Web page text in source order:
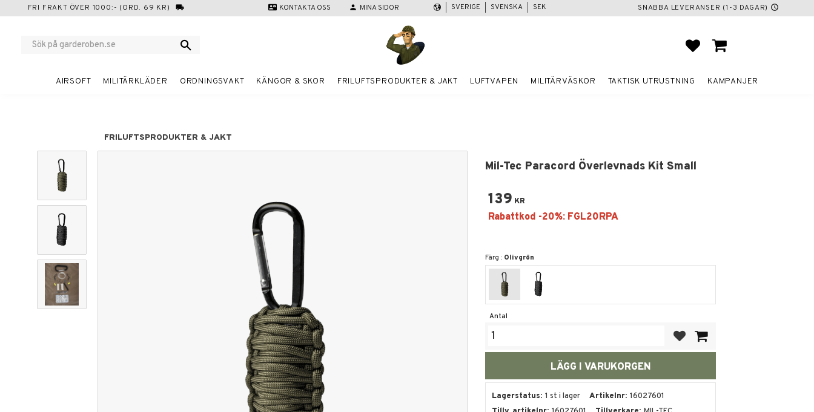
FRI FRAKT ÖVER 1000:- (ORD. 69 KR) local_shipping contact_mail KONTAKTA OSS person MINA SIDOR SNABBA LEVERANSER (1-3 DAGAR) schedule
SVERIGE SVENSKA SEK
FAVORITER
KUNDVAGN
AIRSOFT MILITÄRKLÄDER ORDNINGSVAKT KÄNGOR & SKOR FRILUFTSPRODUKTER & JAKT LUFTVAPEN MILITÄRVÄSKOR TAKTISK UTRUSTNING KAMPANJER
FRILUFTSPRODUKTER & JAKT
Mil-Tec Paracord Överlevnads Kit Small
139 KR
Färg : Olivgrön
Antal
Lagerstatus 1 st i lager Artikelnr 16027601